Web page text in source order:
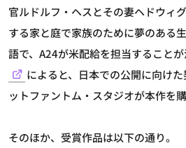
官ルドルフ・ヘスとその妻ヘドウィ
する家と庭で家族のために夢のある
語で、A24が米配給を担当することが
によると、日本での公開に向け
ットファントム・スタジオが本作を
そのほか、受賞作品は以下の通り。